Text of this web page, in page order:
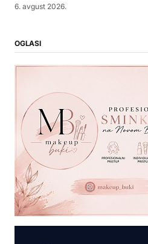
6. avgust 2026.
OGLASI